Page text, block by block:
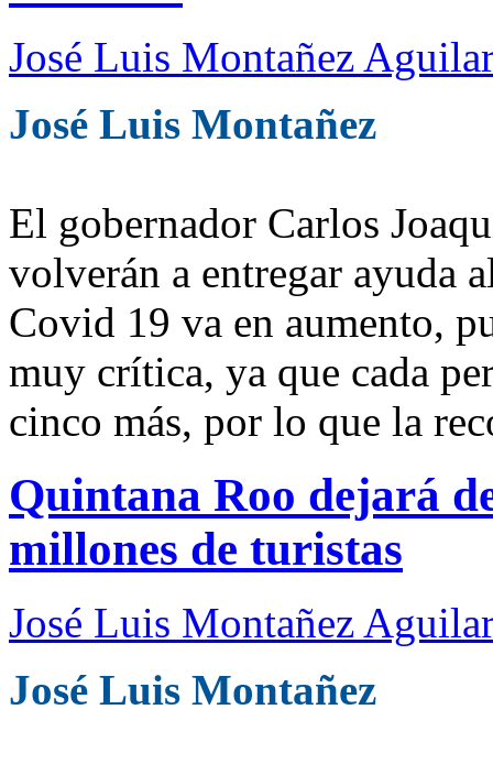
José Luis Montañez Aguilar
José Luis Montañez
El gobernador Carlos
volverán a entregar ayuda
Covid 19 va en aumento,
muy crítica, ya que cada
cinco más, por lo que la
Quintana Roo dejará
millones de turistas
José Luis Montañez Aguilar
José Luis Montañez